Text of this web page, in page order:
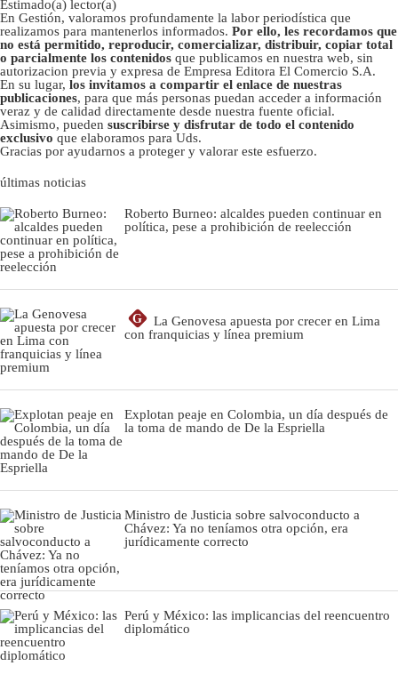
Estimado(a) lector(a)
En Gestión, valoramos profundamente la labor periodística que
realizamos para mantenerlos informados. Por ello, les recordamos que
no está permitido, reproducir, comercializar, distribuir, copiar total
o parcialmente los contenidos que publicamos en nuestra web, sin
autorizacion previa y expresa de Empresa Editora El Comercio S.A.
En su lugar, los invitamos a compartir el enlace de nuestras
publicaciones, para que más personas puedan acceder a información
veraz y de calidad directamente desde nuestra fuente oficial.
Asimismo, pueden suscribirse y disfrutar de todo el contenido
exclusivo que elaboramos para Uds.
Gracias por ayudarnos a proteger y valorar este esfuerzo.
últimas noticias
Roberto Burneo: alcaldes pueden continuar en
política, pese a prohibición de reelección
G
La Genovesa apuesta por crecer en Lima
con franquicias y línea premium
Explotan peaje en Colombia, un día después de
la toma de mando de De la Espriella
Ministro de Justicia sobre salvoconducto a
Chávez: Ya no teníamos otra opción, era
jurídicamente correcto
Perú y México: las implicancias del reencuentro
diplomático